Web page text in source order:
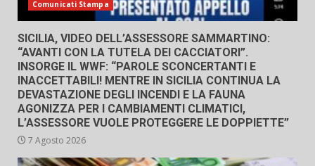
Comunicati Stampa
SICILIA, VIDEO DELL’ASSESSORE SAMMARTINO:
“AVANTI CON LA TUTELA DEI CACCIATORI”.
INSORGE IL WWF: “PAROLE SCONCERTANTI E
INACCETTABILI! MENTRE IN SICILIA CONTINUA LA
DEVASTAZIONE DEGLI INCENDI E LA FAUNA
AGONIZZA PER I CAMBIAMENTI CLIMATICI,
L’ASSESSORE VUOLE PROTEGGERE LE DOPPIETTE”
7 Agosto 2026